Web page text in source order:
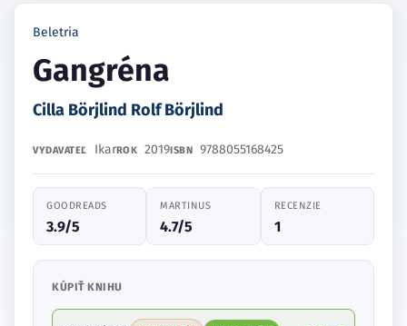
Beletria
Gangréna
Cilla Börjlind Rolf Börjlind
VYDAVATEĽ IkarROK 2019ISBN 9788055168425
GOODREADS
3.9/5
MARTINUS
4.7/5
RECENZIE
1
KÚPIŤ KNIHU